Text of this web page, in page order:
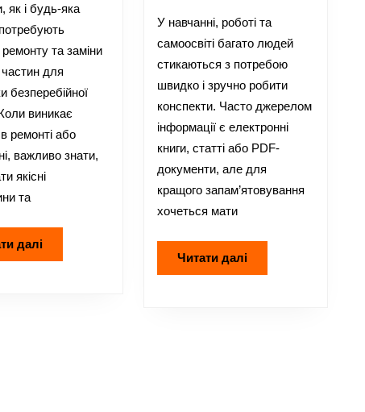
як і будь-яка
та заміни
для
безперебійної
виникає
ремонті або
важливо знати,
якісні
та
даліЧитати
далі
рукописний
для
конспектів
У навчанні, роботі та
самоосвіті багато людей
стикаються з потребою
швидко і зручно робити
конспекти. Часто джерелом
інформації є електронні
книги, статті або PDF-
документи, але для
кращого запам’ятовування
хочеться мати
Читати даліЧитати
далі